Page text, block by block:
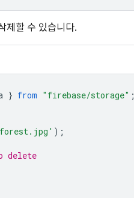
제할 수 있습니다.
} from "firebase/storage"
forest.jpg' );
delete